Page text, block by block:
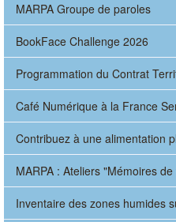
MARPA Groupe de paroles
BookFace Challenge 2026
Programmation du Contrat
Café Numérique à la France
Contribuez à une alimentation
MARPA : Ateliers "Mémoires de
Inventaire des zones humides